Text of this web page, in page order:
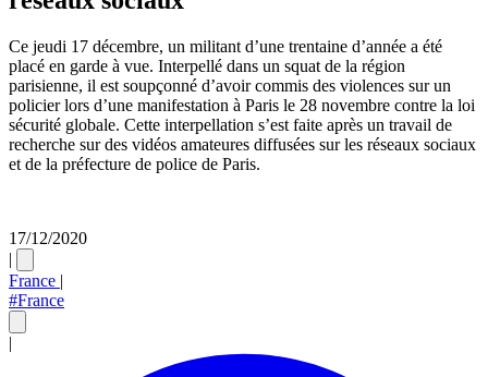
Ce jeudi 17 décembre, un militant d’une trentaine d’année a été
placé en garde à vue. Interpellé dans un squat de la région
parisienne, il est soupçonné d’avoir commis des violences sur un
policier lors d’une manifestation à Paris le 28 novembre contre la loi
sécurité globale. Cette interpellation s’est faite après un travail de
recherche sur des vidéos amateures diffusées sur les réseaux sociaux
et de la préfecture de police de Paris.
17/12/2020
|
France |
#France
|